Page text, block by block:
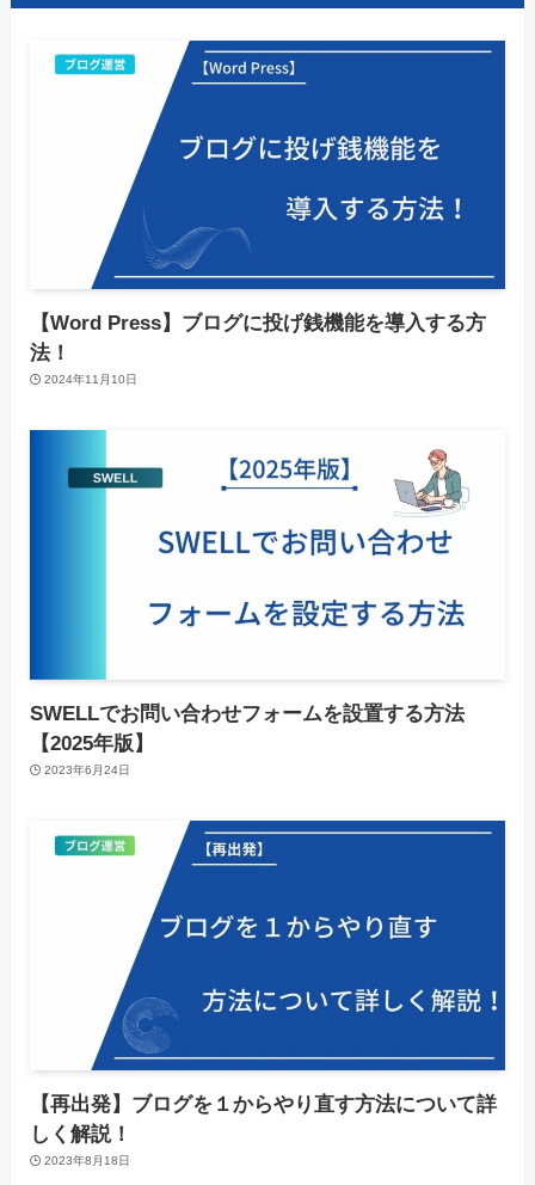
【Word Press】ブログに投げ銭機能を導入する方
法！
2024年11月10日
SWELLでお問い合わせフォームを設置する方法
【2025年版】
2023年6月24日
【再出発】ブログを１からやり直す方法について詳
しく解説！
2023年8月18日